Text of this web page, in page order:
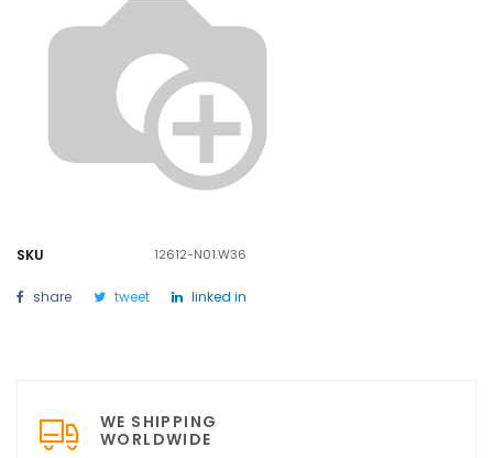
SKU 12612-N01.W36
share tweet linked in
WE SHIPPING
WORLDWIDE